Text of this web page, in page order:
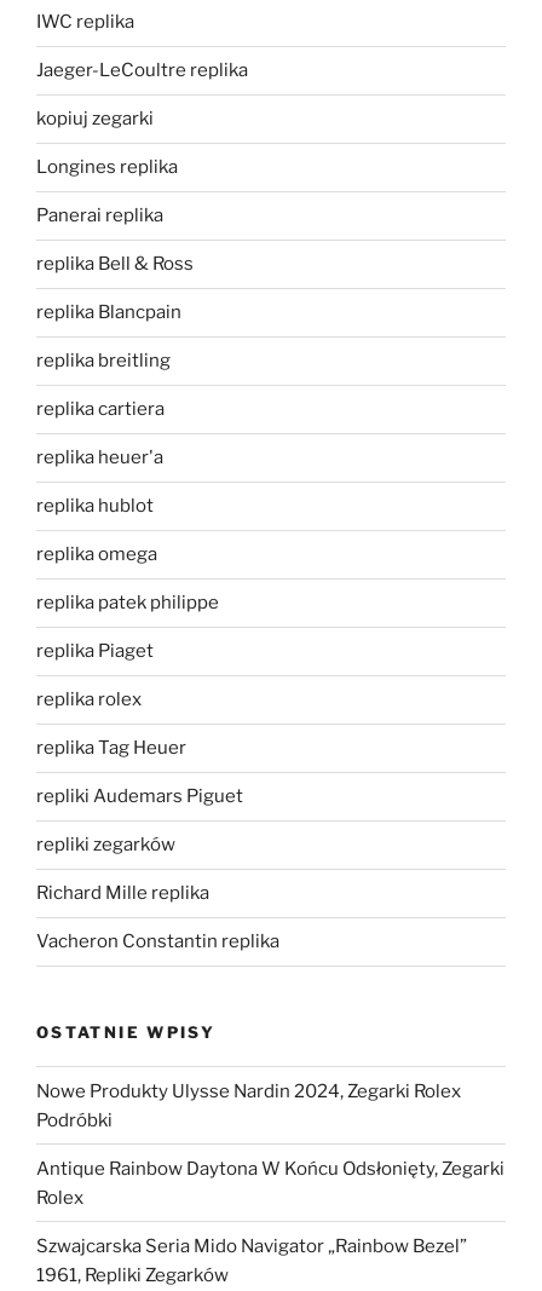
IWC replika
Jaeger-LeCoultre replika
kopiuj zegarki
Longines replika
Panerai replika
replika Bell & Ross
replika Blancpain
replika breitling
replika cartiera
replika heuer'a
replika hublot
replika omega
replika patek philippe
replika Piaget
replika rolex
replika Tag Heuer
repliki Audemars Piguet
repliki zegarków
Richard Mille replika
Vacheron Constantin replika
OSTATNIE WPISY
Nowe Produkty Ulysse Nardin 2024, Zegarki Rolex
Podróbki
Antique Rainbow Daytona W Końcu Odsłonięty, Zegarki
Rolex
Szwajcarska Seria Mido Navigator „Rainbow Bezel”
1961, Repliki Zegarków